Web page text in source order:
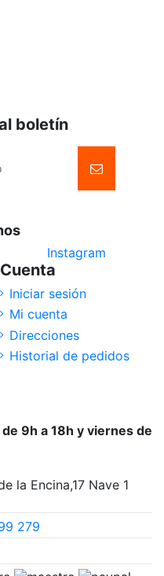
boletín
Instagram
Cuenta
Iniciar sesión
Mi cuenta
Direcciones
Historial de pedidos
9h a 18h y viernes de
la Encina,17 Nave 1
279